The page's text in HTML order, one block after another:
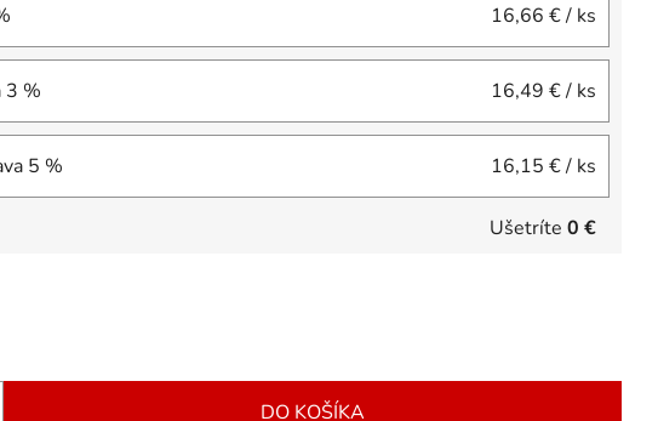
16,66 €/ ks
3 % 16,49 €/ ks
5 % 16,15 €/ ks
Ušetríte 0 €
DO KOŠÍKA